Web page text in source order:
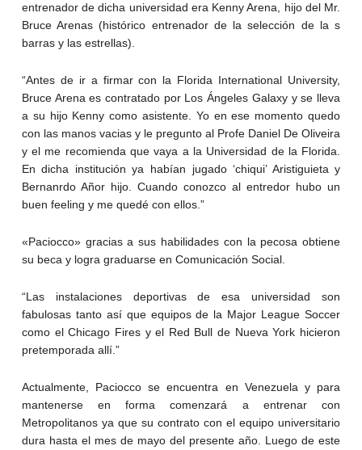
entrenador de dicha universidad era Kenny Arena, hijo del Mr.
Bruce Arenas (histórico entrenador de la selección de la s
barras y las estrellas).
“Antes de ir a firmar con la Florida International University,
Bruce Arena es contratado por Los Ángeles Galaxy y se lleva
a su hijo Kenny como asistente. Yo en ese momento quedo
con las manos vacias y le pregunto al Profe Daniel De Oliveira
y el me recomienda que vaya a la Universidad de la Florida.
En dicha institución ya habían jugado ‘chiqui’ Aristiguieta y
Bernanrdo Añor hijo. Cuando conozco al entredor hubo un
buen feeling y me quedé con ellos.”
«Paciocco» gracias a sus habilidades con la pecosa obtiene
su beca y logra graduarse en Comunicación Social.
“Las instalaciones deportivas de esa universidad son
fabulosas tanto así que equipos de la Major League Soccer
como el Chicago Fires y el Red Bull de Nueva York hicieron
pretemporada allí.”
Actualmente, Paciocco se encuentra en Venezuela y para
mantenerse en forma comenzará a entrenar con
Metropolitanos ya que su contrato con el equipo universitario
dura hasta el mes de mayo del presente año. Luego de este